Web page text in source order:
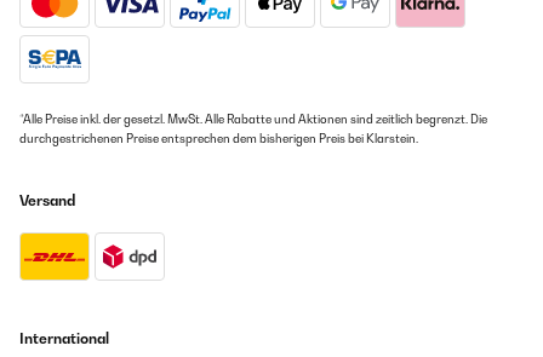
*Alle Preise inkl. der gesetzl. MwSt. Alle Rabatte und Aktionen sind zeitlich begrenzt. Die
durchgestrichenen Preise entsprechen dem bisherigen Preis bei Klarstein.
Versand
International